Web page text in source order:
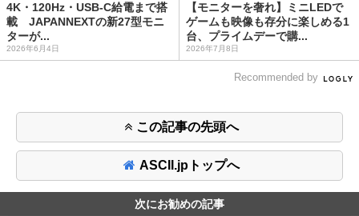
4K・120Hz・USB-C給電まで搭
載 JAPANNEXTの新27型モニ
ターが...
2026年6月4日
【モニターを奢れ】ミニLEDで
ゲームも映像も存分に楽しめる1
台、プライムデーで購...
2026年7月8日
Recommended by
この記事の先頭へ
ASCII.jpトップへ
次にお勧めの記事